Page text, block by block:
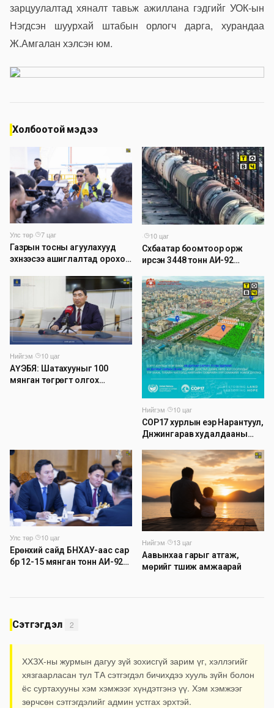
зарцуулалтад хяналт тавьж ажиллана гэдгийг УОК-ын
Нэгдсэн шуурхай штабын орлогч дарга, хурандаа
Ж.Амгалан хэлсэн юм.
Холбоотой мэдээ
Улс төр·
7 цаг
Газрын тосны агуулахууд
эхнээсээ ашиглалтад ороход
·
10 цаг
Сүхбаатар боомтоор орж
ирсэн 3448 тонн АИ-92
буулгах ажлыг зохион
байгуулж байна
Нийгэм·
10 цаг
АҮЭБЯ: Шатахууныг 100
мянган төгрөгт олгох
Нийгэм·
10 цаг
COP17 хурлын үеэр Нарантуул,
Дүнжингарав худалдааны
хаана
Улс төр·
10 цаг
Ерөнхий сайд БНХАУ-аас сар
бүр 12-15 мянган тонн АИ-92
Нийгэм·
13 цаг
Аавынхаа гарыг атгаж,
мөрийг түшиж амжаарай
Сэтгэгдэл 2
ХХЗХ-ны журмын дагуу зүй зохисгүй зарим үг, хэллэгийг
хязгаарласан тул ТА сэтгэгдэл бичихдээ хууль зүйн болон
ёс суртахууны хэм хэмжээг хүндэтгэнэ үү. Хэм хэмжээг
зөрчсөн сэтгэгдэлийг админ устгах эрхтэй.